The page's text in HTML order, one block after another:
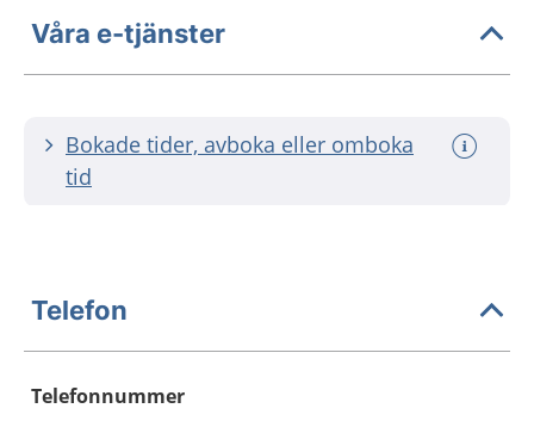
Våra e-tjänster
Bokade tider, avboka eller omboka
tid
Telefon
Telefonnummer